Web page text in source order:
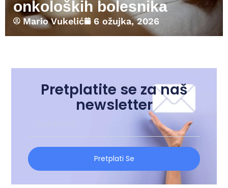
onkoloških bolesnika
Mario Vukelić 6 ožujka, 2026
Pretplatite se za naš
newsletter
Pretplati Se